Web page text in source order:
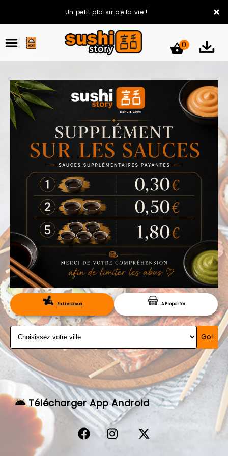
×
Un petit plaisir de la vie !
ACCUEIL
LA CARTE
VOTRE COMPTE
NOTRE RESTAURANT
VOS AVIS
MENTIONS LÉGALES
C.G.V
RÉSERVATION
0
En Livraison A Emporter
Go!
Télécharger App Android